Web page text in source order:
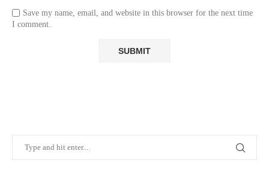
Save my name, email, and website in this browser for the next time
I comment.